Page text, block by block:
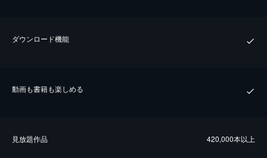
ダウンロード機能
動画も書籍も楽しめる
⾒放題作品 420,000本以上